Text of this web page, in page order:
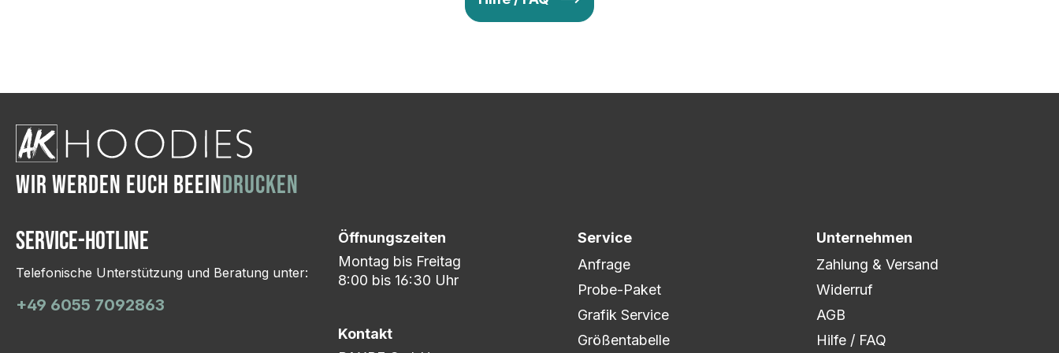
Hasselroth und einem umfangreichen Lagerbestand sind wir in der Lage, flexibel auf eure Wünsche
Wir ändern das Motiv so lange ab, bis Ihr zu 100% zufrieden seid. Danach wird es zum Druck freigegeben und die
WIR WERDEN EUCH BEEINDRUCKEN
Service-Hotline
Telefonische Unterstützung und Beratung unter:
+49 6055 7092863
Öffnungszeiten
Montag bis Freitag
8:00 bis 16:30 Uhr
Kontakt
Service
Anfrage
Probe-Paket
Grafik Service
Größentabelle
Unternehmen
Zahlung & Versand
Widerruf
AGB
Hilfe / FAQ